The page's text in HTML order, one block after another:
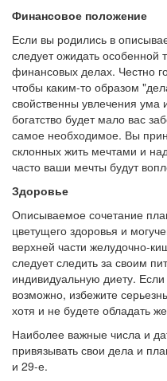
Финансовое положение
Если вы родились в
следует ожидать особенной
финансовых делах. Честно
чтобы каким-то образом
свойственны увлечения ума
богатство будет мало вас
самое необходимое. Вы
склонных жить мечтами и
часто ваши мечты будут
Здоровье
Описываемое сочетание
цветущего здоровья и
верхней части желудочно-
следует следить за своим
индивидуальную диету.
возможно, избежите
хотя и не будете обладать
Наиболее важные числа и
привязывать свои дела и
и 29-е.